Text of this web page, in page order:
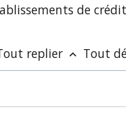
de
replier keyboard_arrow_up Tout